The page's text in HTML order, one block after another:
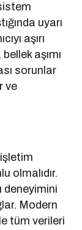
uyarı
aşırı
aşımı
sorunlar
ve
olmalıdır.
deneyimini
Modern
tüm verileri